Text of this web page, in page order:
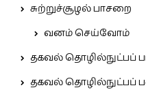
சுற்றுச்சூழல் பாசறை
வனம் செய்வோம்
தகவல் தொழில்நுட்பப்
தகவல் தொழில்நுட்பப்